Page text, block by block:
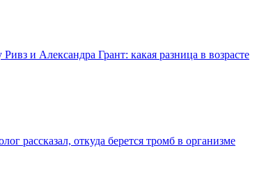
и Александра Грант: какая разница в возрасте
рассказал, откуда берется тромб в организме